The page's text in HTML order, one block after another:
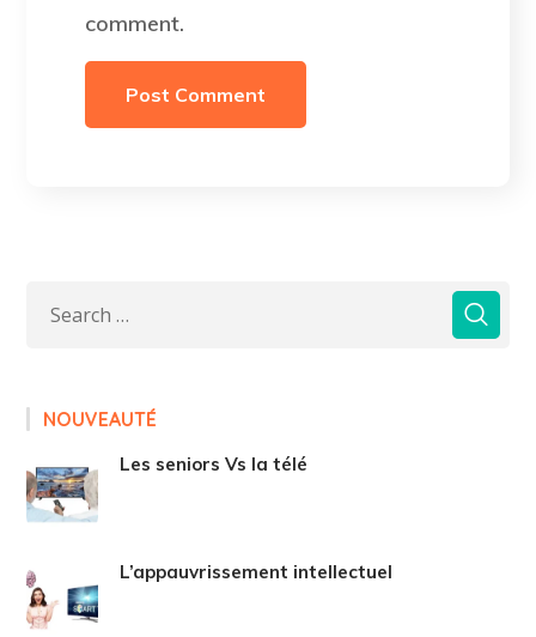
comment.
NOUVEAUTÉ
Les seniors Vs la télé
L’appauvrissement intellectuel